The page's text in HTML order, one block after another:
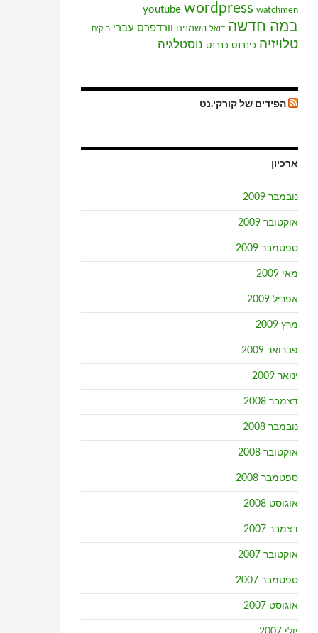
watchmen
wordpress
youtube
במה חדשה דואל השמנים וורדפרס עברי חוקים
טלויזיה כינרנט כנרנט נוסטלגיה
הפידים של קורקי.נט
ארכיון
נובמבר 2009
אוקטובר 2009
ספטמבר 2009
מאי 2009
אפריל 2009
מרץ 2009
פברואר 2009
ינואר 2009
דצמבר 2008
נובמבר 2008
אוקטובר 2008
ספטמבר 2008
אוגוסט 2008
דצמבר 2007
אוקטובר 2007
ספטמבר 2007
אוגוסט 2007